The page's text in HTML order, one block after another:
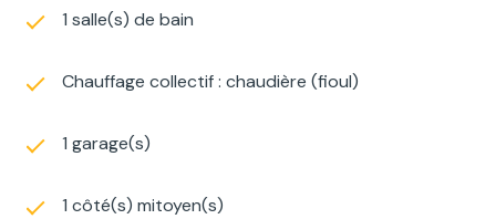
1 salle(s) de bain
Chauffage collectif : chaudière (fioul)
1 garage(s)
1 côté(s) mitoyen(s)